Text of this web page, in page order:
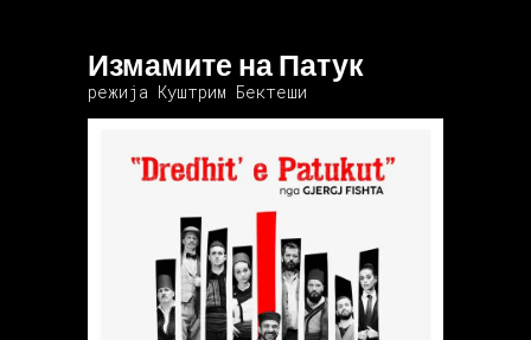
Измамите на Патук
режија Куштрим Бектеши